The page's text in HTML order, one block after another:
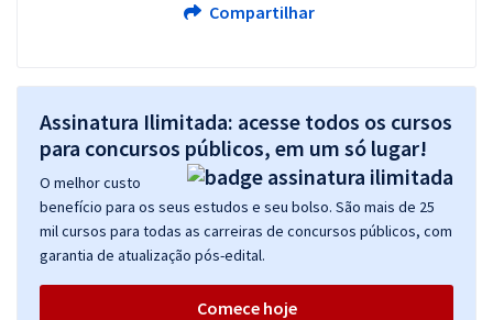
Compartilhar
Assinatura Ilimitada: acesse todos os cursos
para concursos públicos, em um só lugar!
O melhor custo
benefício para os seus estudos e seu bolso. São mais de 25
mil cursos para todas as carreiras de concursos públicos, com
garantia de atualização pós-edital.
Comece hoje